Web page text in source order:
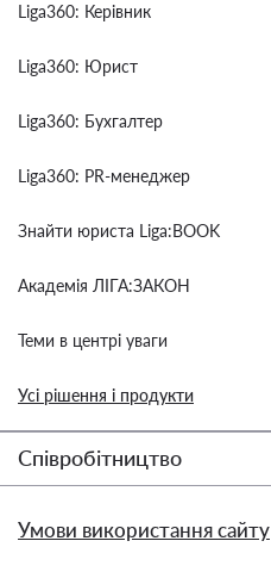
Liga360: Керівник
Liga360: Юрист
Liga360: Бухгалтер
Liga360: PR-менеджер
Знайти юриста Liga:BOOK
Академія ЛІГА:ЗАКОН
Теми в центрі уваги
Усі рішення і продукти
Співробітництво
Умови використання сайту